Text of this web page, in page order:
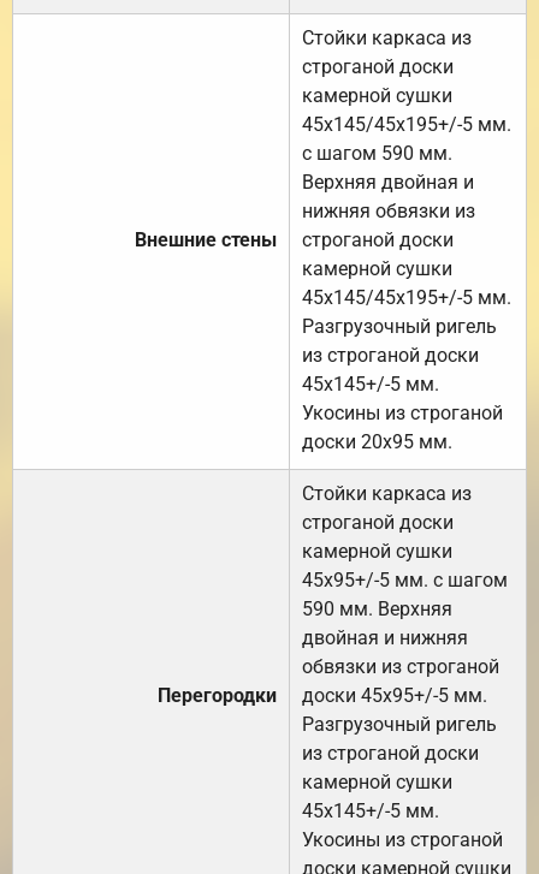
Внешние стены
Стойки каркаса из
строганой доски
камерной сушки
45х145/45х195+/-5 мм.
с шагом 590 мм.
Верхняя двойная и
нижняя обвязки из
строганой доски
камерной сушки
45х145/45х195+/-5 мм.
Разгрузочный ригель
из строганой доски
45х145+/-5 мм.
Укосины из строганой
доски 20х95 мм.
Перегородки
Стойки каркаса из
строганой доски
камерной сушки
45х95+/-5 мм. с шагом
590 мм. Верхняя
двойная и нижняя
обвязки из строганой
доски 45х95+/-5 мм.
Разгрузочный ригель
из строганой доски
камерной сушки
45х145+/-5 мм.
Укосины из строганой
доски камерной сушки